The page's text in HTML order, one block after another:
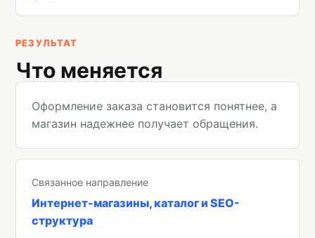
РЕЗУЛЬТАТ
Что меняется
Оформление заказа становится понятнее, а
магазин надежнее получает обращения.
Связанное направление
Интернет-магазины, каталог и SEO-
структура